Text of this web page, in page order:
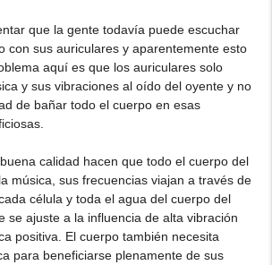
que la gente todavía puede escuchar
con sus auriculares y aparentemente esto
aquí es que los auriculares solo
y sus vibraciones al oído del oyente y no
de bañar todo el cuerpo en esas
calidad hacen que todo el cuerpo del
música, sus frecuencias viajan a través de
célula y toda el agua del cuerpo del
se ajuste a la influencia de alta vibración
positiva. El cuerpo también necesita
para beneficiarse plenamente de sus